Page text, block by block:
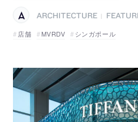
ARCHITECTURE
店舗
MVRDV シンガポール